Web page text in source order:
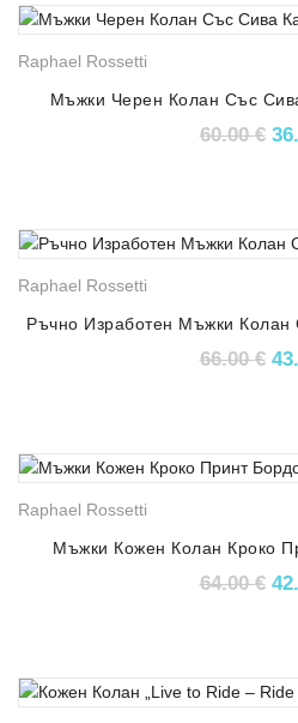
Raphael Rossetti
Мъжки Черен Колан Със
60.00€
Raphael Rossetti
Ръчно Изработен Мъжки
66.00€
Raphael Rossetti
Мъжки Кожен Колан Кроко
64.00€